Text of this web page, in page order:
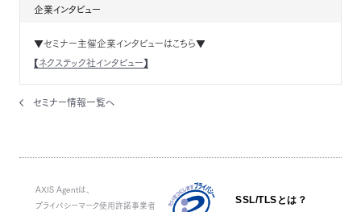
企業インタビュー
▼セミナー主催企業インタビューはこちら▼
【ネクステック社インタビュー】
セミナー情報一覧へ
AXIS Agentは、
プライバシーマーク使用許諾事業者
SSL/TLSとは？